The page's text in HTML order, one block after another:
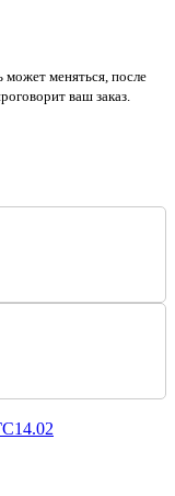
может меняться, после
ваш заказ.